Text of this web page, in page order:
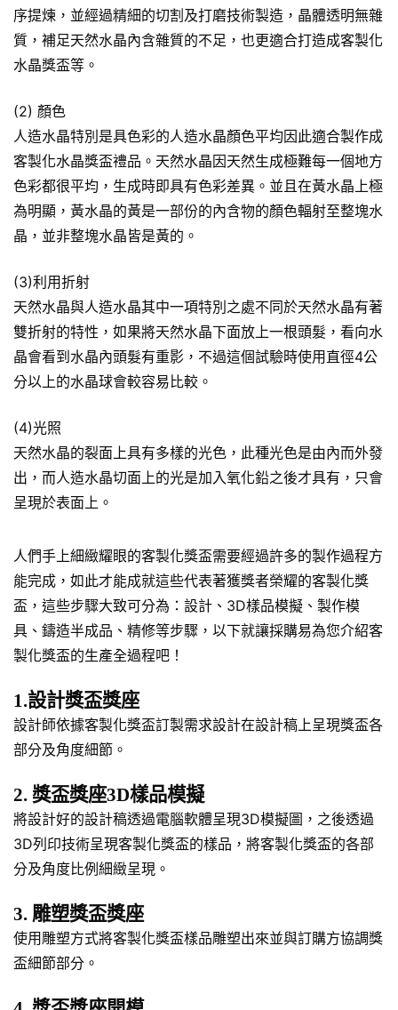
序提煉，並經過精細的切割及打磨技術製造，晶體透明無雜
質，補足天然水晶內含雜質的不足，也更適合打造成客製化
水晶獎盃等。
(2) 顏色
人造水晶特別是具色彩的人造水晶顏色平均因此適合製作成
客製化水晶獎盃禮品。天然水晶因天然生成極難每一個地方
色彩都很平均，生成時即具有色彩差異。並且在黃水晶上極
為明顯，黃水晶的黃是一部份的內含物的顏色輻射至整塊水
晶，並非整塊水晶皆是黃的。
(3)利用折射
天然水晶與人造水晶其中一項特別之處不同於天然水晶有著
雙折射的特性，如果將天然水晶下面放上一根頭髮，看向水
晶會看到水晶內頭髮有重影，不過這個試驗時使用直徑4公
分以上的水晶球會較容易比較。
(4)光照
天然水晶的裂面上具有多樣的光色，此種光色是由內而外發
出，而人造水晶切面上的光是加入氧化鉛之後才具有，只會
呈現於表面上。
人們手上細緻耀眼的客製化獎盃需要經過許多的製作過程方
能完成，如此才能成就這些代表著獲獎者榮耀的客製化獎
盃，這些步驟大致可分為：設計、3D樣品模擬、製作模
具、鑄造半成品、精修等步驟，以下就讓採購易為您介紹客
製化獎盃的生產全過程吧！
1.設計獎盃獎座
設計師依據客製化獎盃訂製需求設計在設計稿上呈現獎盃各
部分及角度細節。
2. 獎盃獎座3D樣品模擬
將設計好的設計稿透過電腦軟體呈現3D模擬圖，之後透過
3D列印技術呈現客製化獎盃的樣品，將客製化獎盃的各部
分及角度比例細緻呈現。
3. 雕塑獎盃獎座
使用雕塑方式將客製化獎盃樣品雕塑出來並與訂購方協調獎
盃細節部分。